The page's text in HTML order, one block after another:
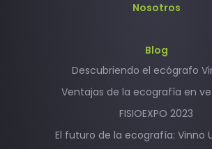
Nosotros
Blog
Descubriendo el ecógrafo
Ventajas de la ecografía en
FISIOEXPO 2023
El futuro de la ecografía: Vinno